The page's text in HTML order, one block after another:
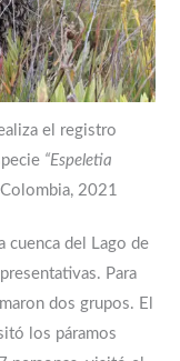
el registro
“Espeletia
2021
cuenca del Lago de
Para
dos grupos. El
los páramos